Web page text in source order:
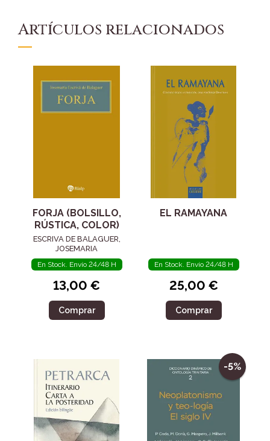
Artículos relacionados
FORJA (BOLSILLO,
RÚSTICA, COLOR)
ESCRIVA DE BALAGUER,
JOSEMARIA
En Stock. Envío 24/48 H
13,00 €
Comprar
EL RAMAYANA
En Stock. Envío 24/48 H
25,00 €
Comprar
-5%